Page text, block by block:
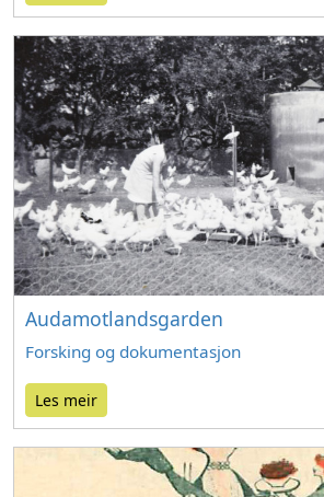
Audamotlandsgarden
Forsking og dokumentasjon
Les meir